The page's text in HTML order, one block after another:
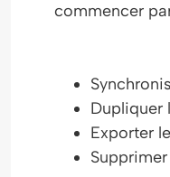
commencer
Dupliquer
Exporter